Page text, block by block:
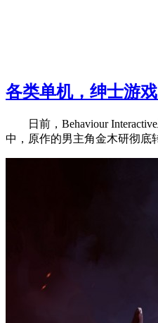
各类单机，绅士游
日前，Behaviour
中，原作的男主角金木研彻底